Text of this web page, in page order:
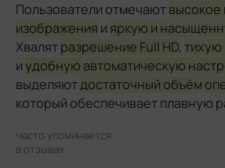
Пользователи отмечаютвысокое
изображения и яркую и
Хвалятразрешение Full HD,тихую
иудобную автоматическую
выделяютдостаточный объём
который обеспечивает плавную
Часто упоминается
в отзывах